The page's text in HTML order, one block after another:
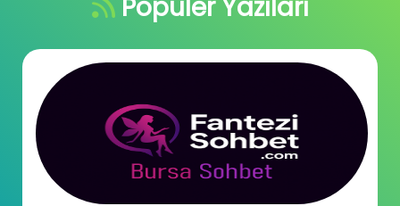
Popüler Yazıları